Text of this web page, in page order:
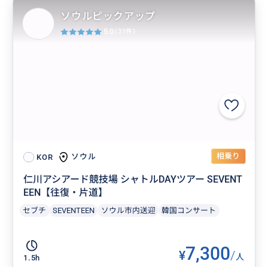
KOR ソウル 相乗り
仁川アシアード競技場 シャトルDAYツアー SEVENT
EEN【往復・片道】
セブチ SEVENTEEN ソウル市内送迎 韓国コンサート
1.5h ¥7,300/人
ソウルピックアップ
5.0 (31件)